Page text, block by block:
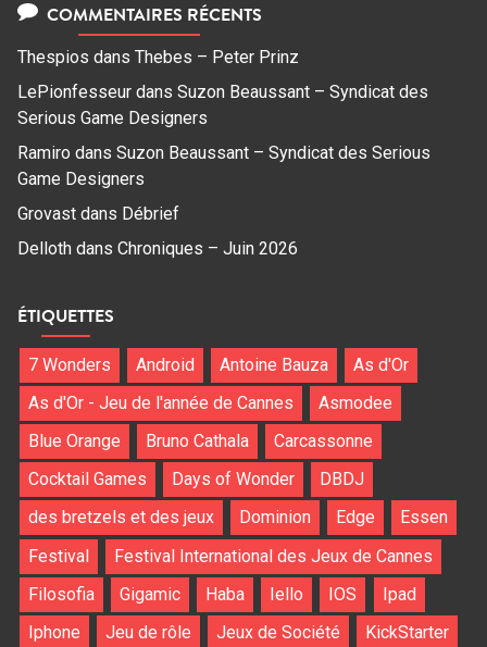
COMMENTAIRES RÉCENTS
Thespios dans Thebes – Peter Prinz
LePionfesseur dans Suzon Beaussant – Syndicat des
Serious Game Designers
Ramiro dans Suzon Beaussant – Syndicat des Serious
Game Designers
Grovast dans Débrief
Delloth dans Chroniques – Juin 2026
ÉTIQUETTES
7 Wonders Android Antoine Bauza
As d'Or
As d'Or - Jeu de l'année de Cannes
Asmodee
Blue Orange
Bruno Cathala
Carcassonne
Cocktail Games
Days of Wonder
DBDJ
des bretzels et des jeux
Dominion Edge
Essen
Festival
Festival International des Jeux de Cannes
Filosofia
Gigamic Haba Iello IOS
Ipad
Iphone
Jeu de rôle Jeux de Société KickStarter